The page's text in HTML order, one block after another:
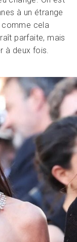
à un étrange
comme cela
parfaite, mais
à deux fois.